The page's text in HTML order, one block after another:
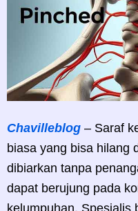
Chavilleblog – Saraf
biasa yang bisa hilang
dibiarkan tanpa
dapat berujung pada
kelumpuhan. Spesialis